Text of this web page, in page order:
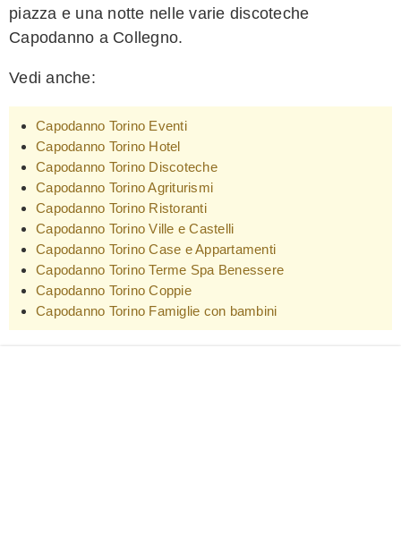
piazza e una notte nelle varie discoteche
Capodanno a Collegno.
Vedi anche:
Capodanno Torino Eventi
Capodanno Torino Hotel
Capodanno Torino Discoteche
Capodanno Torino Agriturismi
Capodanno Torino Ristoranti
Capodanno Torino Ville e Castelli
Capodanno Torino Case e Appartamenti
Capodanno Torino Terme Spa Benessere
Capodanno Torino Coppie
Capodanno Torino Famiglie con bambini